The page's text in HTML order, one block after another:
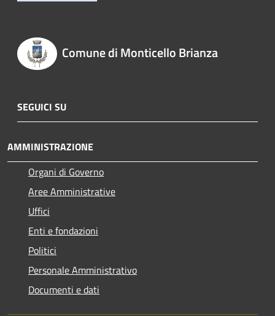
Comune di Monticello Brianza
SEGUICI SU
AMMINISTRAZIONE
Organi di Governo
Aree Amministrative
Uffici
Enti e fondazioni
Politici
Personale Amministrativo
Documenti e dati